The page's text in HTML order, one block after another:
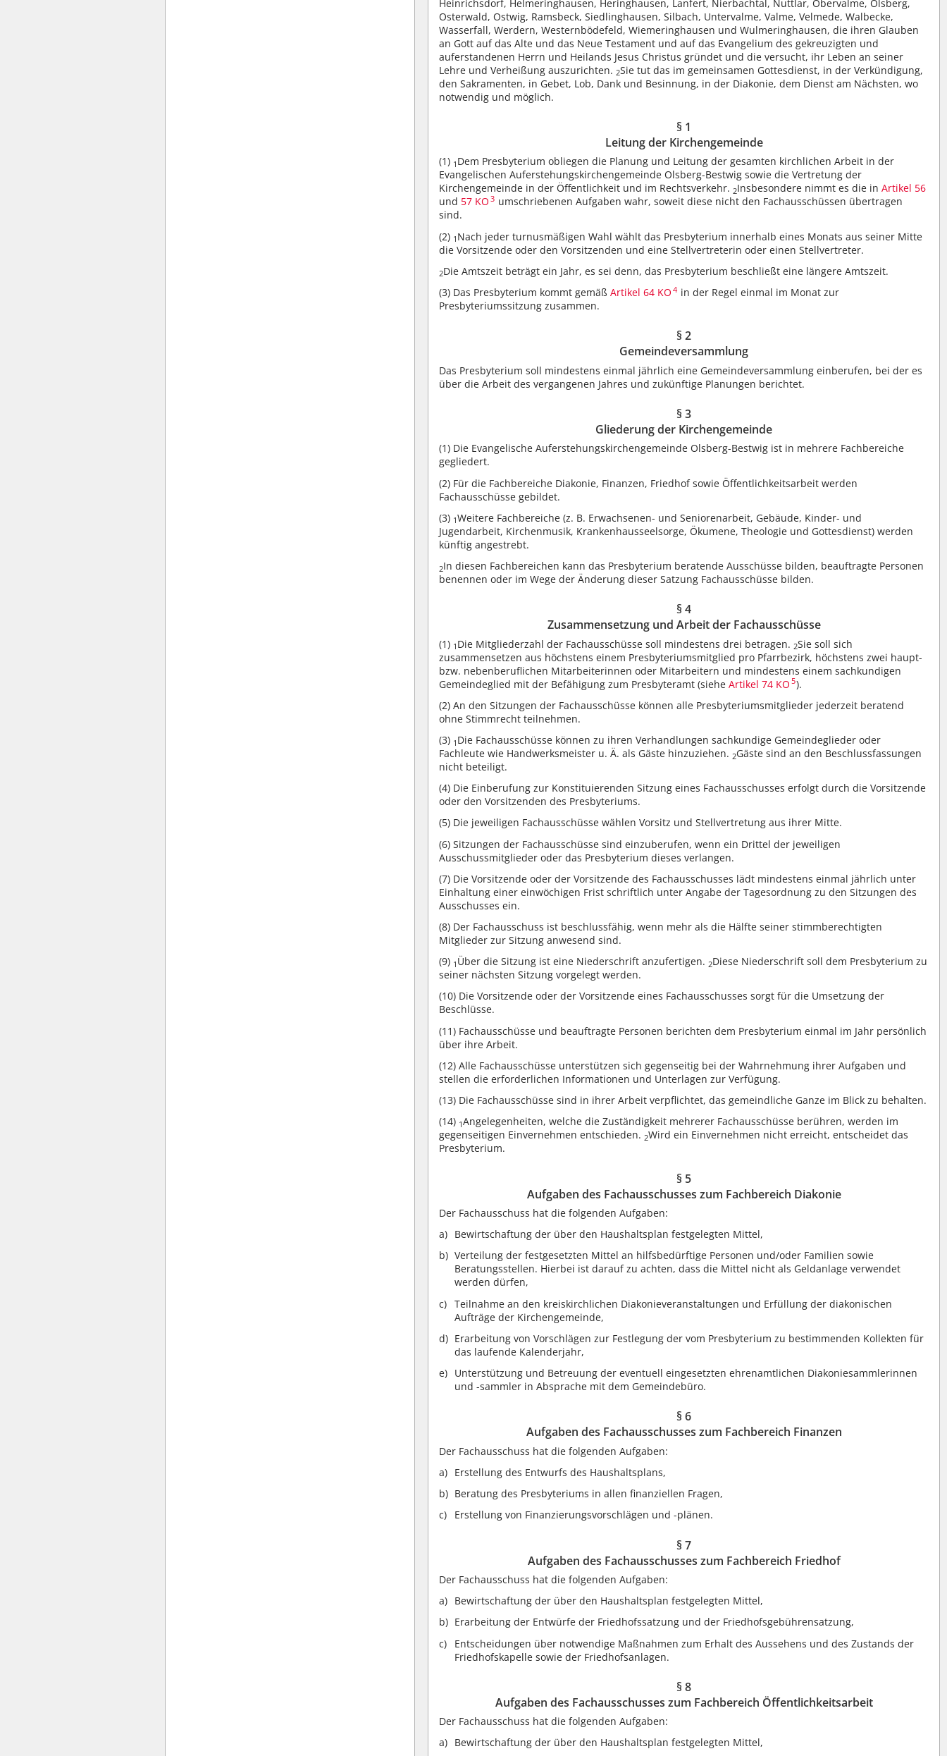
Heinrichsdorf, Helmeringhausen, Heringhausen, Lanfert, Nierbachtal, Nuttlar, Obervalme, Olsberg,
Osterwald, Ostwig, Ramsbeck, Siedlinghausen, Silbach, Untervalme, Valme, Velmede, Walbecke,
Wasserfall, Werdern, Westernbödefeld, Wiemeringhausen und Wulmeringhausen, die ihren Glauben
an Gott auf das Alte und das Neue Testament und auf das Evangelium des gekreuzigten und
auferstandenen Herrn und Heilands Jesus Christus gründet und die versucht, ihr Leben an seiner
Lehre und Verheißung auszurichten. 2Sie tut das im gemeinsamen Gottesdienst, in der Verkündigung,
den Sakramenten, in Gebet, Lob, Dank und Besinnung, in der Diakonie, dem Dienst am Nächsten, wo
notwendig und möglich.
§ 1
Leitung der Kirchengemeinde
(1) 1 Dem Presbyterium obliegen die Planung und Leitung der gesamten kirchlichen Arbeit in der
Evangelischen Auferstehungskirchengemeinde Olsberg-Bestwig sowie die Vertretung der
Kirchengemeinde in der Öffentlichkeit und im Rechtsverkehr. 2Insbesondere nimmt es die inArtikel 56
und 57 KO 3 umschriebenen Aufgaben wahr, soweit diese nicht den Fachausschüssen übertragen
sind.
(2) 1 Nach jeder turnusmäßigen Wahl wählt das Presbyterium innerhalb eines Monats aus seiner Mitte
die Vorsitzende oder den Vorsitzenden und eine Stellvertreterin oder einen Stellvertreter.
2Die Amtszeit beträgt ein Jahr, es sei denn, das Presbyterium beschließt eine längere Amtszeit.
(3) Das Presbyterium kommt gemäßArtikel 64 KO 4 in der Regel einmal im Monat zur
Presbyteriumssitzung zusammen.
§ 2
Gemeindeversammlung
Das Presbyterium soll mindestens einmal jährlich eine Gemeindeversammlung einberufen, bei der es
über die Arbeit des vergangenen Jahres und zukünftige Planungen berichtet.
§ 3
Gliederung der Kirchengemeinde
(1) Die Evangelische Auferstehungskirchengemeinde Olsberg-Bestwig ist in mehrere Fachbereiche
gegliedert.
(2) Für die Fachbereiche Diakonie, Finanzen, Friedhof sowie Öffentlichkeitsarbeit werden
Fachausschüsse gebildet.
(3) 1Weitere Fachbereiche (z. B. Erwachsenen- und Seniorenarbeit, Gebäude, Kinder- und
Jugendarbeit, Kirchenmusik, Krankenhausseelsorge, Ökumene, Theologie und Gottesdienst) werden
künftig angestrebt.
2In diesen Fachbereichen kann das Presbyterium beratende Ausschüsse bilden, beauftragte Personen
benennen oder im Wege der Änderung dieser Satzung Fachausschüsse bilden.
§ 4
Zusammensetzung und Arbeit der Fachausschüsse
(1) 1 Die Mitgliederzahl der Fachausschüsse soll mindestens drei betragen. 2Sie soll sich
zusammensetzen aus höchstens einem Presbyteriumsmitglied pro Pfarrbezirk, höchstens zwei haupt-
bzw. nebenberuflichen Mitarbeiterinnen oder Mitarbeitern und mindestens einem sachkundigen
Gemeindeglied mit der Befähigung zum Presbyteramt (sieheArtikel 74 KO 5).
(2) An den Sitzungen der Fachausschüsse können alle Presbyteriumsmitglieder jederzeit beratend
ohne Stimmrecht teilnehmen.
(3) 1 Die Fachausschüsse können zu ihren Verhandlungen sachkundige Gemeindeglieder oder
Fachleute wie Handwerksmeister u. Ä. als Gäste hinzuziehen. 2Gäste sind an den Beschlussfassungen
nicht beteiligt.
(4) Die Einberufung zur Konstituierenden Sitzung eines Fachausschusses erfolgt durch die Vorsitzende
oder den Vorsitzenden des Presbyteriums.
(5) Die jeweiligen Fachausschüsse wählen Vorsitz und Stellvertretung aus ihrer Mitte.
(6) Sitzungen der Fachausschüsse sind einzuberufen, wenn ein Drittel der jeweiligen
Ausschussmitglieder oder das Presbyterium dieses verlangen.
(7) Die Vorsitzende oder der Vorsitzende des Fachausschusses lädt mindestens einmal jährlich unter
Einhaltung einer einwöchigen Frist schriftlich unter Angabe der Tagesordnung zu den Sitzungen des
Ausschusses ein.
(8) Der Fachausschuss ist beschlussfähig, wenn mehr als die Hälfte seiner stimmberechtigten
Mitglieder zur Sitzung anwesend sind.
(9) 1 Über die Sitzung ist eine Niederschrift anzufertigen. 2Diese Niederschrift soll dem Presbyterium zu
seiner nächsten Sitzung vorgelegt werden.
(10) Die Vorsitzende oder der Vorsitzende eines Fachausschusses sorgt für die Umsetzung der
Beschlüsse.
(11) Fachausschüsse und beauftragte Personen berichten dem Presbyterium einmal im Jahr persönlich
über ihre Arbeit.
(12) Alle Fachausschüsse unterstützen sich gegenseitig bei der Wahrnehmung ihrer Aufgaben und
stellen die erforderlichen Informationen und Unterlagen zur Verfügung.
(13) Die Fachausschüsse sind in ihrer Arbeit verpflichtet, das gemeindliche Ganze im Blick zu behalten.
(14) 1Angelegenheiten, welche die Zuständigkeit mehrerer Fachausschüsse berühren, werden im
gegenseitigen Einvernehmen entschieden. 2Wird ein Einvernehmen nicht erreicht, entscheidet das
Presbyterium.
§ 5
Aufgaben des Fachausschusses zum Fachbereich Diakonie
Der Fachausschuss hat die folgenden Aufgaben:
Bewirtschaftung der über den Haushaltsplan festgelegten Mittel,
Verteilung der festgesetzten Mittel an hilfsbedürftige Personen und/oder Familien sowie
Beratungsstellen. Hierbei ist darauf zu achten, dass die Mittel nicht als Geldanlage verwendet
werden dürfen,
Teilnahme an den kreiskirchlichen Diakonieveranstaltungen und Erfüllung der diakonischen
Aufträge der Kirchengemeinde,
Erarbeitung von Vorschlägen zur Festlegung der vom Presbyterium zu bestimmenden Kollekten für
das laufende Kalenderjahr,
Unterstützung und Betreuung der eventuell eingesetzten ehrenamtlichen Diakoniesammlerinnen
und -sammler in Absprache mit dem Gemeindebüro.
§ 6
Aufgaben des Fachausschusses zum Fachbereich Finanzen
Der Fachausschuss hat die folgenden Aufgaben:
Erstellung des Entwurfs des Haushaltsplans,
Beratung des Presbyteriums in allen finanziellen Fragen,
Erstellung von Finanzierungsvorschlägen und -plänen.
§ 7
Aufgaben des Fachausschusses zum Fachbereich Friedhof
Der Fachausschuss hat die folgenden Aufgaben:
Bewirtschaftung der über den Haushaltsplan festgelegten Mittel,
Erarbeitung der Entwürfe der Friedhofssatzung und der Friedhofsgebührensatzung,
Entscheidungen über notwendige Maßnahmen zum Erhalt des Aussehens und des Zustands der
Friedhofskapelle sowie der Friedhofsanlagen.
§ 8
Aufgaben des Fachausschusses zum Fachbereich Öffentlichkeitsarbeit
Der Fachausschuss hat die folgenden Aufgaben:
Bewirtschaftung der über den Haushaltsplan festgelegten Mittel,